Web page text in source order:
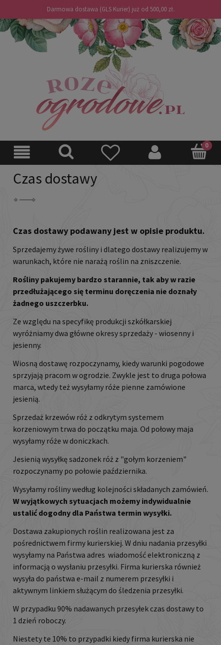
Darmowa dostawa (GLS Kurier) już od 500,00 zł.
Czas dostawy
Czas dostawy podawany jest w opisie produktu.
Sprzedajemy żywe rośliny i dlatego dostawy realizujemy w
warunkach, które nie narażą roślin na zniszczenie.
Rośliny pakujemy bardzo starannie, tak aby w razie
przedłużającego się terminu doręczenia nie doznały
żadnego uszczerbku.
Ze względu na specyfikę produkcji szkółkarskiej
wyróżniamy dwa główne okresy sprzedaży - wiosenny i
jesienny.
Wiosną dostawę rozpoczynamy, kiedy warunki pogodowe
sprzyjają pracom w ogrodzie. Zwykle jest to druga połowa
marca, wtedy też wysyłamy róże pienne zamówione
jesienią.
Sprzedaż krzewów róż z odkrytym systemem
korzeniowym trwa do początku maja. Od połowy maja
wysyłamy róże w doniczkach.
Jesienią wysyłkę sadzonek róż z "gołym korzeniem"
rozpoczynamy po połowie października.
Wysyłamy rośliny według kolejności składanych zamówień.
W wyjątkowych sytuacjach możemy indywidualnie
ustalić dogodny dla Państwa termin wysyłki.
Dostawa zakupionych roślin realizowana jest za
pośrednictwem firmy kurierskiej. W dniu nadania przesyłki
wysyłamy na Państwa adres wiadomość elektroniczną z
informacją o wysłaniu przesyłki. Firma kurierska również
wysyła do państwa e-mail z numerem przesyłki i
aktywnym linkiem służącym do śledzenia przesyłki.
W przypadku 90% nadawanych przesyłek czas dostawy to
1 dzień roboczy.
Niestety te 10% to przypadki kiedy firma kurierska nie